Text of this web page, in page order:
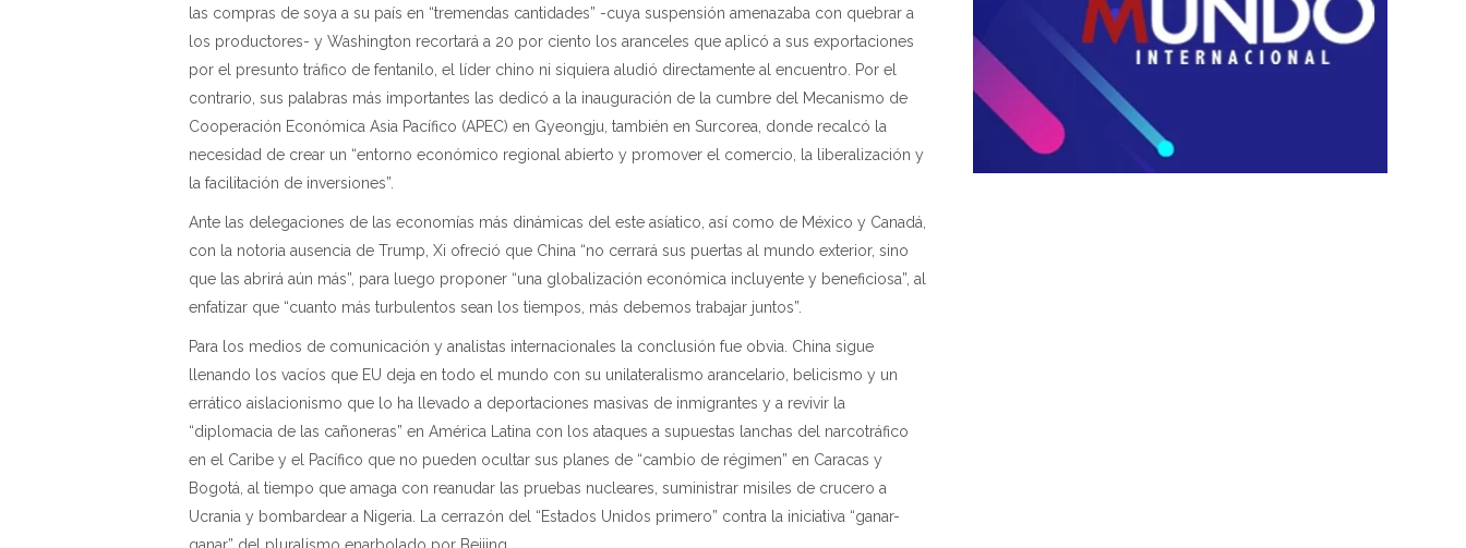
las compras de soya a su país en “tremendas cantidades” -cuya suspensión amenazaba con quebrar a
los productores- y Washington recortará a 20 por ciento los aranceles que aplicó a sus exportaciones
por el presunto tráfico de fentanilo, el líder chino ni siquiera aludió directamente al encuentro. Por el
contrario, sus palabras más importantes las dedicó a la inauguración de la cumbre del Mecanismo de
Cooperación Económica Asia Pacífico (APEC) en Gyeongju, también en Surcorea, donde recalcó la
necesidad de crear un “entorno económico regional abierto y promover el comercio, la liberalización y
la facilitación de inversiones”.
Ante las delegaciones de las economías más dinámicas del este asíatico, así como de México y Canadá,
con la notoria ausencia de Trump, Xi ofreció que China “no cerrará sus puertas al mundo exterior, sino
que las abrirá aún más”, para luego proponer “una globalización económica incluyente y beneficiosa”, al
enfatizar que “cuanto más turbulentos sean los tiempos, más debemos trabajar juntos”.
Para los medios de comunicación y analistas internacionales la conclusión fue obvia. China sigue
llenando los vacíos que EU deja en todo el mundo con su unilateralismo arancelario, belicismo y un
errático aislacionismo que lo ha llevado a deportaciones masivas de inmigrantes y a revivir la
“diplomacia de las cañoneras” en América Latina con los ataques a supuestas lanchas del narcotráfico
en el Caribe y el Pacífico que no pueden ocultar sus planes de “cambio de régimen” en Caracas y
Bogotá, al tiempo que amaga con reanudar las pruebas nucleares, suministrar misiles de crucero a
Ucrania y bombardear a Nigeria. La cerrazón del “Estados Unidos primero” contra la iniciativa “ganar-
ganar” del pluralismo enarbolado por Beijing.